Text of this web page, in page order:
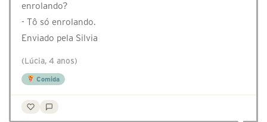
enrolando?
- Tô só enrolando.
Enviado pela Silvia
(Lúcia, 4 anos)
Comida